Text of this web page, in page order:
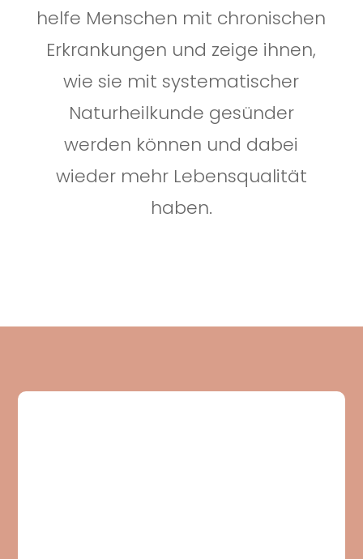
helfe Menschen mit chronischen
Erkrankungen und zeige ihnen,
wie sie mit systematischer
Naturheilkunde gesünder
werden können und dabei
wieder mehr Lebensqualität
haben.